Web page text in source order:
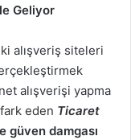
Geliyor
alışveriş siteleri
alışverişi yapma
eden Ticaret
güven damgası